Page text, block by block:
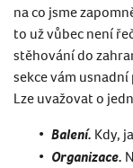
na co jsme
to už vůbec není
stěhování do
sekce vám
Lze uvažovat o
Balení. Kdy,
Organizace.